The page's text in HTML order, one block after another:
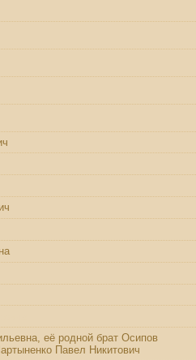
её родной брат Осипов
Павел Никитович